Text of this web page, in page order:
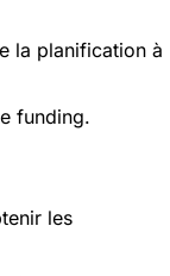
la planification à
funding.
les